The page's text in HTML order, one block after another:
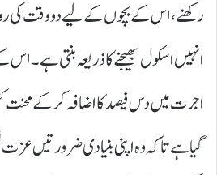
رکھنے، اس کے بچوں کے لیے دو وقت کی
انہیں اسکول بھیجنے کا ذریعہ بنتی ہے۔
اجرت میں دس فیصد کا اضافہ کر کے محنت
گیا ہے تاکہ وہ اپنی بنیادی ضرورتیں